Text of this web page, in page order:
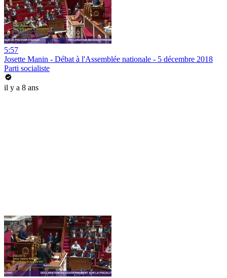
5:57
Josette Manin - Débat à l'Assemblée nationale - 5 décembre 2018
Parti socialiste
il y a 8 ans